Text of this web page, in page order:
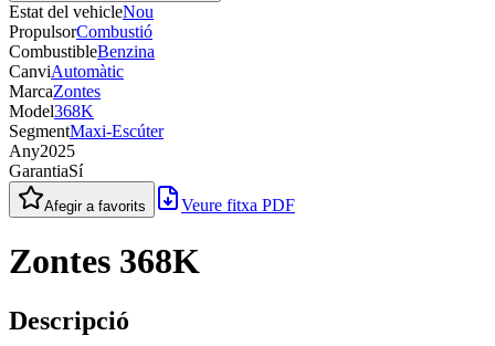
Estat del vehicleNou
PropulsorCombustió
CombustibleBenzina
CanviAutomàtic
MarcaZontes
Model368K
SegmentMaxi-Escúter
Any2025
GarantiaSí
Afegir a favorits Veure fitxa PDF
Zontes 368K
Descripció